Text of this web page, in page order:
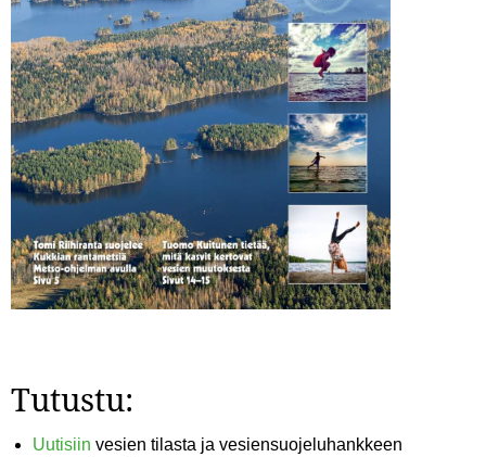
Tutustu:
Uutisiin vesien tilasta ja vesiensuojeluhankkeen